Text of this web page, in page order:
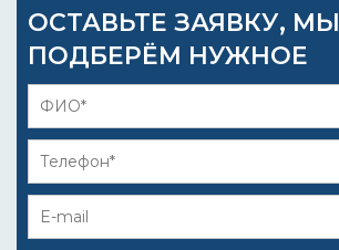
ОСТАВЬТЕ ЗАЯВКУ, МЫ
ПОДБЕРЁМ НУЖНОЕ